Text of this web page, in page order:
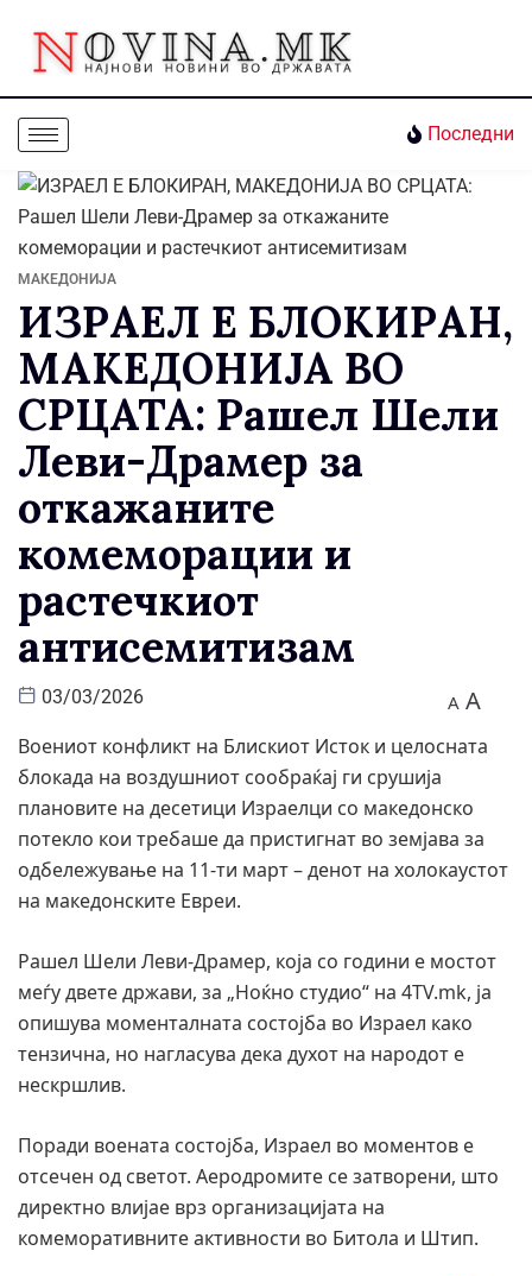
Последни
МАКЕДОНИЈА
ИЗРАЕЛ Е БЛОКИРАН,
МАКЕДОНИЈА ВО
СРЦАТА: Рашел Шели
Леви-Драмер за
откажаните
комеморации и
растечкиот
антисемитизам
03/03/2026 A A
Воениот конфликт на Блискиот Исток и целосната
блокада на воздушниот сообраќај ги срушија
плановите на десетици Израелци со македонско
потекло кои требаше да пристигнат во земјава за
одбележување на 11-ти март – денот на холокаустот
на македонските Евреи.
Рашел Шели Леви-Драмер, која со години е мостот
меѓу двете држави, за „Ноќно студио“ на 4TV.mk, ја
опишува моменталната состојба во Израел како
тензична, но нагласува дека духот на народот е
нескршлив.
Поради воената состојба, Израел во моментов е
отсечен од светот. Аеродромите се затворени, што
директно влијае врз организацијата на
комеморативните активности во Битола и Штип.